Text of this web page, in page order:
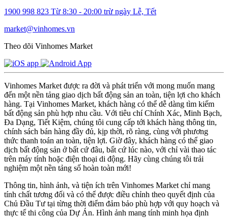
1900 998 823 Từ 8:30 - 20:00 trừ ngày Lễ, Tết
market@vinhomes.vn
Theo dõi Vinhomes Market
Vinhomes Market được ra đời và phát triển với mong muốn mang
đến một nền tảng giao dịch bất động sản an toàn, tiện lợi cho khách
hàng. Tại Vinhomes Market, khách hàng có thể dễ dàng tìm kiếm
bất động sản phù hợp nhu cầu. Với tiêu chí Chính Xác, Minh Bạch,
Đa Dạng, Tiết Kiệm, chúng tôi cung cấp tới khách hàng thông tin,
chính sách bán hàng đầy đủ, kịp thời, rõ ràng, cùng với phương
thức thanh toán an toàn, tiện lợi. Giờ đây, khách hàng có thể giao
dịch bất động sản ở bất cứ đâu, bất cứ lúc nào, với chỉ vài thao tác
trên máy tính hoặc điện thoại di động. Hãy cùng chúng tôi trải
nghiệm một nền tảng số hoàn toàn mới!
Thông tin, hình ảnh, và tiện ích trên Vinhomes Market chỉ mang
tính chất tương đối và có thể được điều chỉnh theo quyết định của
Chủ Đầu Tư tại từng thời điểm đảm bảo phù hợp với quy hoạch và
thực tế thi công của Dự Án. Hình ảnh mang tính minh họa định